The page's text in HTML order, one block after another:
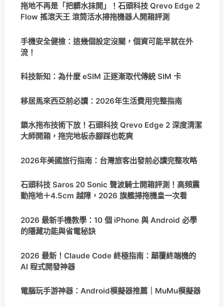
拖地不再是「把髒水抹開」！石頭科技 Qrevo Edge 2
Flow 搖滾天王 滾筒活水掃拖機器人開箱評測
手機安全健檢：這幾個設定沒關，個資可能早就在外
流！
科技新知：為什麼 eSIM 正逐漸取代傳統 SIM 卡
移居馬來西亞前必讀：2026年生活費用完整指南
鎖水拖布技術下放！石頭科技 Qrevo Edge 2 深度清潔
大師開箱，拖完地板赤腳踩也乾爽
2026年美國旅行指南：台灣旅客出發前必讀完整攻略
石頭科技 Saros 20 Sonic 聲波騎士開箱評測！高頻震
動拖地＋4.5cm 越障，2026 旗艦掃拖機皇一次看
2026 最新手機教學：10 個 iPhone 與 Android 必學
的隱藏功能與省電秘訣
2026 最新！Claude Code 終極指南：顛覆終端機的
AI 程式開發神器
電腦玩手游神器：Android模擬器推薦｜MuMu模擬器